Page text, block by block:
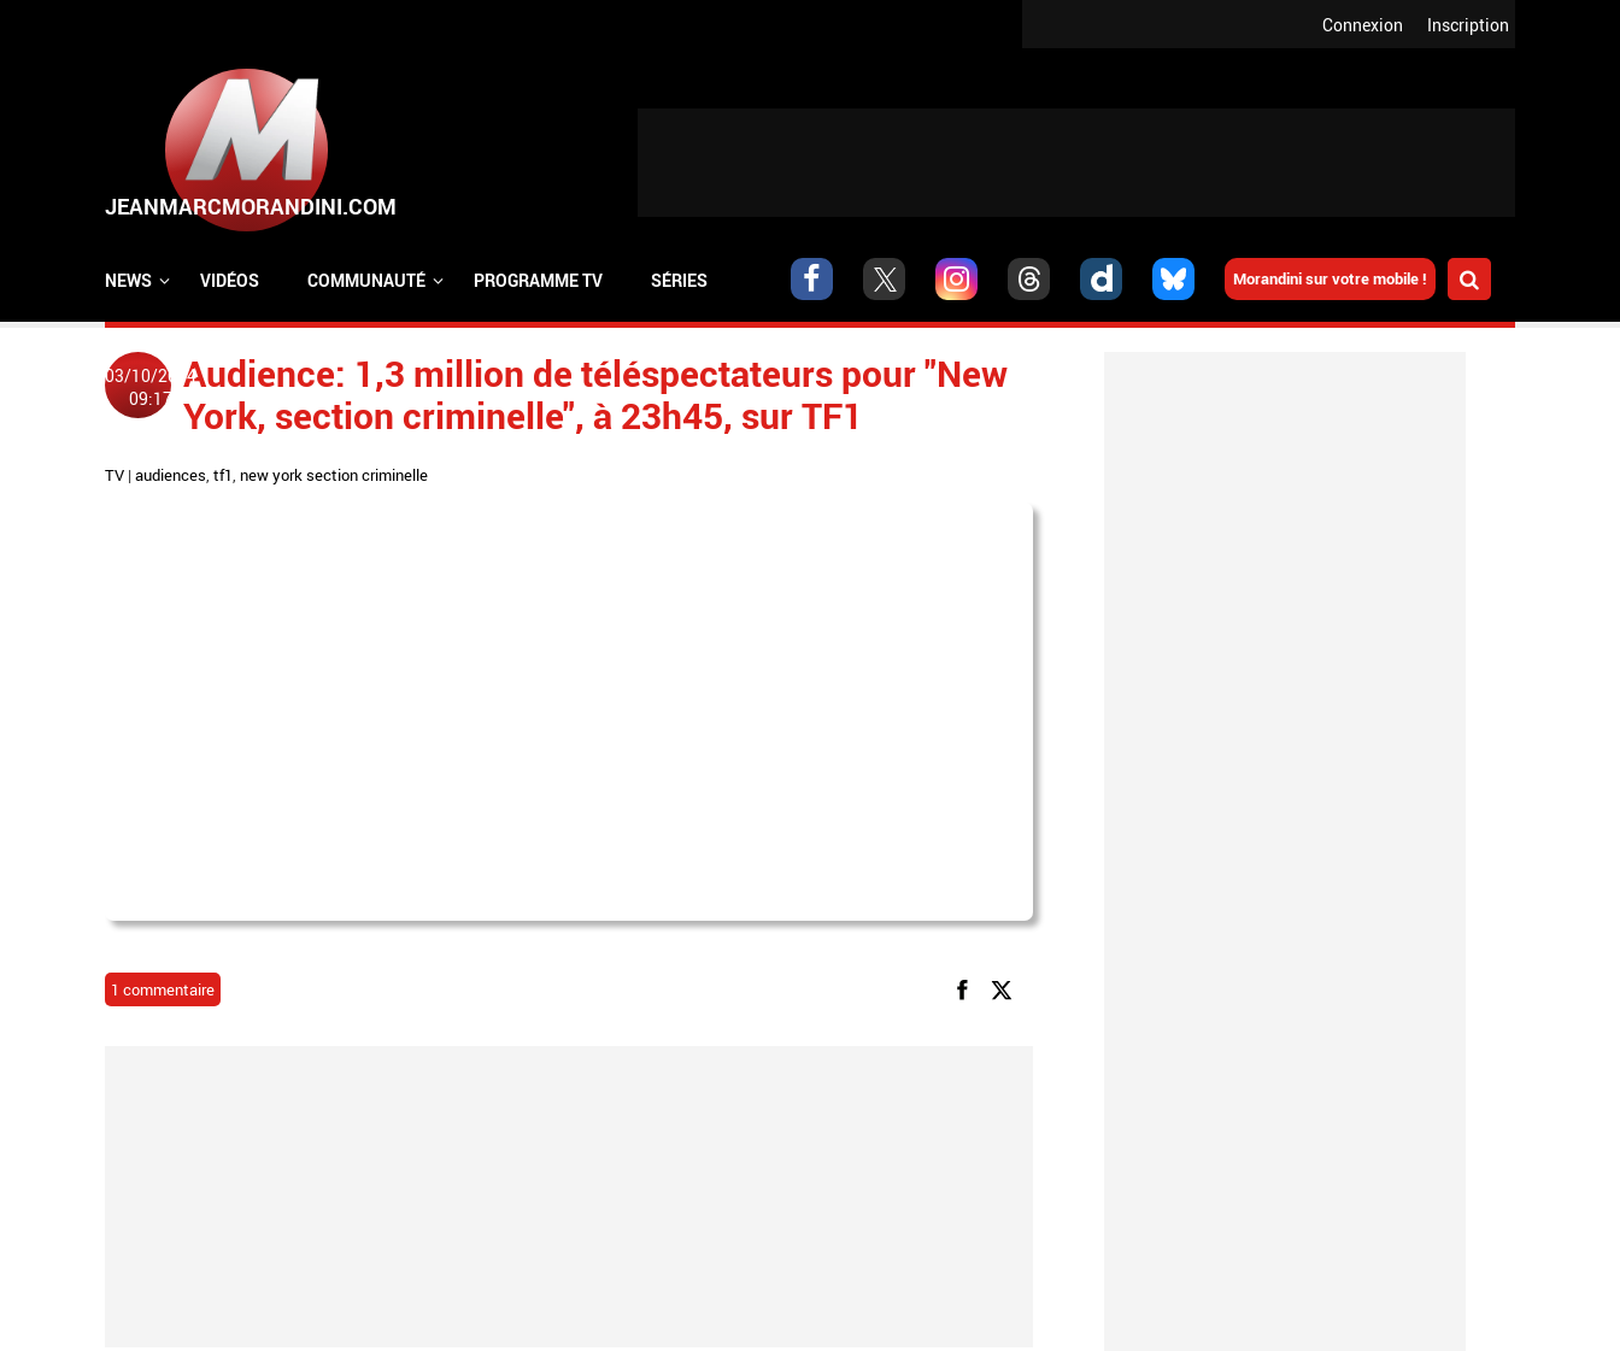
Inscription
Connexion
Morandini sur votre mobile !
NEWS VIDÉOS COMMUNAUTÉ PROGRAMME TV SÉRIES
03/10/2014
09:17
Audience: 1,3 million de téléspectateurs pour "New
York, section criminelle", à 23h45, sur TF1
TV | audiences, tf1, new york section criminelle
1 commentaire